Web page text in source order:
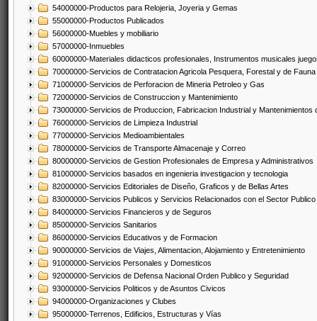
54000000-Productos para Relojeria, Joyeria y Gemas
55000000-Productos Publicados
56000000-Muebles y mobiliario
57000000-Inmuebles
60000000-Materiales didacticos profesionales, Instrumentos musicales
70000000-Servicios de Contratacion Agricola Pesquera, Forestal y de Fauna
71000000-Servicios de Perforacion de Mineria Petroleo y Gas
72000000-Servicios de Construccion y Mantenimiento
73000000-Servicios de Produccion, Fabricacion Industrial y Mantenimientos
76000000-Servicios de Limpieza Industrial
77000000-Servicios Medioambientales
78000000-Servicios de Transporte Almacenaje y Correo
80000000-Servicios de Gestion Profesionales de Empresa y Administrativos
81000000-Servicios basados en ingenieria investigacion y tecnologia
82000000-Servicios Editoriales de Diseño, Graficos y de Bellas Artes
83000000-Servicios Publicos y Servicios Relacionados con el Sector Publico
84000000-Servicios Financieros y de Seguros
85000000-Servicios Sanitarios
86000000-Servicios Educativos y de Formacion
90000000-Servicios de Viajes, Alimentacion, Alojamiento y Entretenimiento
91000000-Servicios Personales y Domesticos
92000000-Servicios de Defensa Nacional Orden Publico y Seguridad
93000000-Servicios Politicos y de Asuntos Civicos
94000000-Organizaciones y Clubes
95000000-Terrenos, Edificios, Estructuras y Vías